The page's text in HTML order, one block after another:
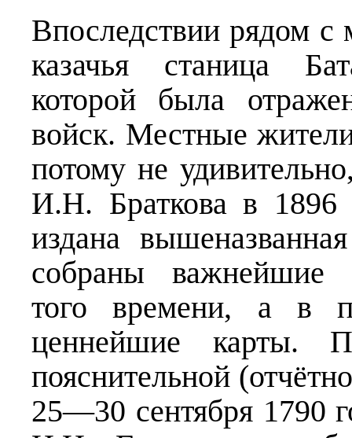
Впоследствии рядом с
казачья станица
которой была
войск. Местные
потому не
И.Н. Браткова в 1896
издана
собраны важнейшие
того времени, а в
ценнейшие
пояснительной
25—30 сентября 1790